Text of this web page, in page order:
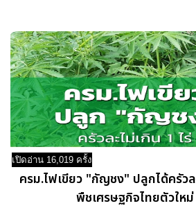
เปิดอ่าน 16,019 ครั้ง
ครม.ไฟเขียว "กัญชง" ปลูกได้ครัวล
พืชเศรษฐกิจไทยตัวใหม่